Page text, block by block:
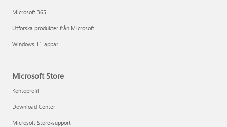
Microsoft 365
Utforska produkter från Microsoft
Windows 11-appar
Microsoft Store
Kontoprofil
Download Center
Microsoft Store-support